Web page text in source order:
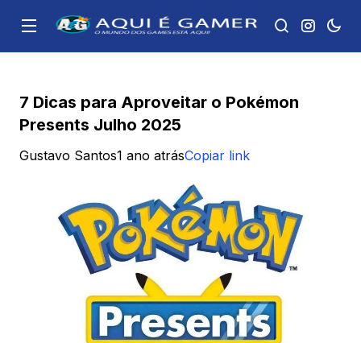
7 Dicas para Aproveitar o Pokémon
Presents Julho 2025
Gustavo Santos1 ano atrásCopiar link